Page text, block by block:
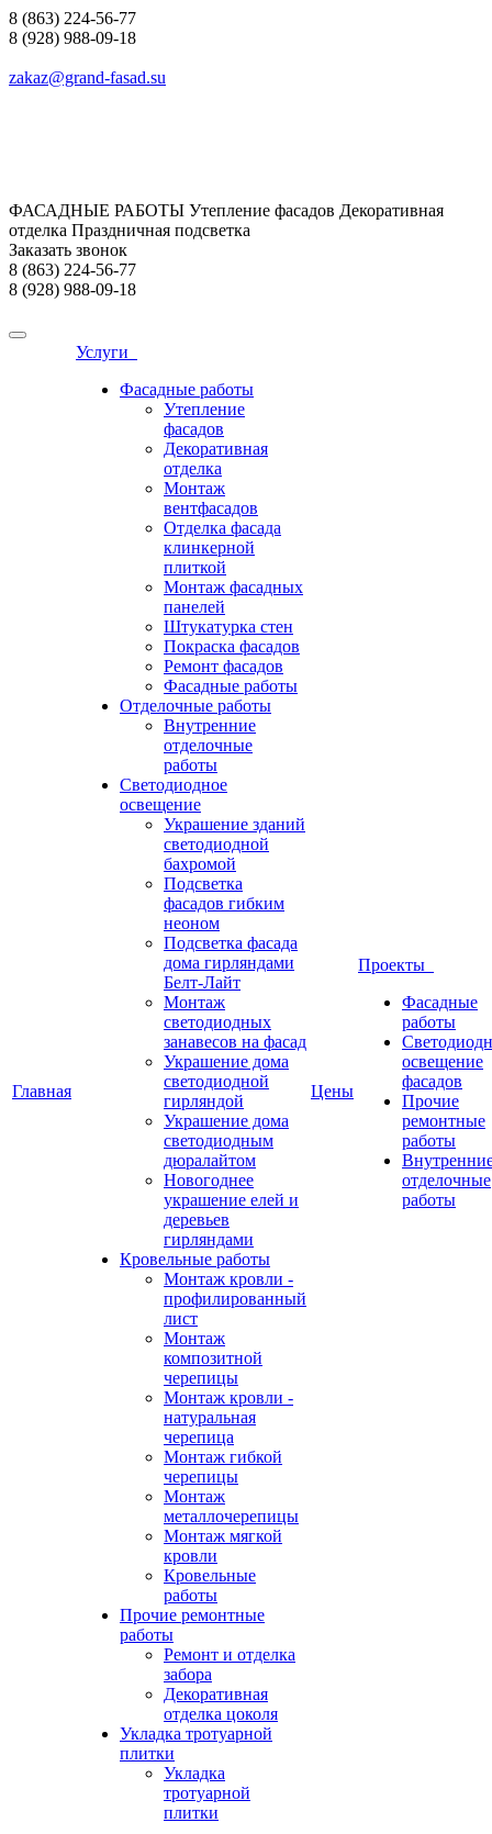
8 (863) 224-56-77
8 (928) 988-09-18
zakaz@grand-fasad.su
ФАСАДНЫЕ РАБОТЫ Утепление фасадов Декоративная
отделка Праздничная подсветка
Заказать звонок
8 (863) 224-56-77
8 (928) 988-09-18
Главная
Услуги
Фасадные работы
Утепление
фасадов
Декоративная
отделка
Монтаж
вентфасадов
Отделка фасада
клинкерной
плиткой
Монтаж фасадных
панелей
Штукатурка стен
Покраска фасадов
Ремонт фасадов
Фасадные работы
Отделочные работы
Внутренние
отделочные
работы
Светодиодное
освещение
Украшение зданий
светодиодной
бахромой
Подсветка
фасадов гибким
неоном
Подсветка фасада
дома гирляндами
Белт-Лайт
Монтаж
светодиодных
занавесов на фасад
Украшение дома
светодиодной
гирляндой
Украшение дома
светодиодным
дюралайтом
Новогоднее
украшение елей и
деревьев
гирляндами
Кровельные работы
Монтаж кровли -
профилированный
лист
Монтаж
композитной
черепицы
Монтаж кровли -
натуральная
черепица
Монтаж гибкой
черепицы
Монтаж
металлочерепицы
Монтаж мягкой
кровли
Кровельные
работы
Прочие ремонтные
работы
Ремонт и отделка
забора
Декоративная
отделка цоколя
Укладка тротуарной
плитки
Укладка
тротуарной
плитки
Цены
Проекты
Фасадные
работы
освещение
фасадов
Прочие
ремонтные
работы
отделочные
работы